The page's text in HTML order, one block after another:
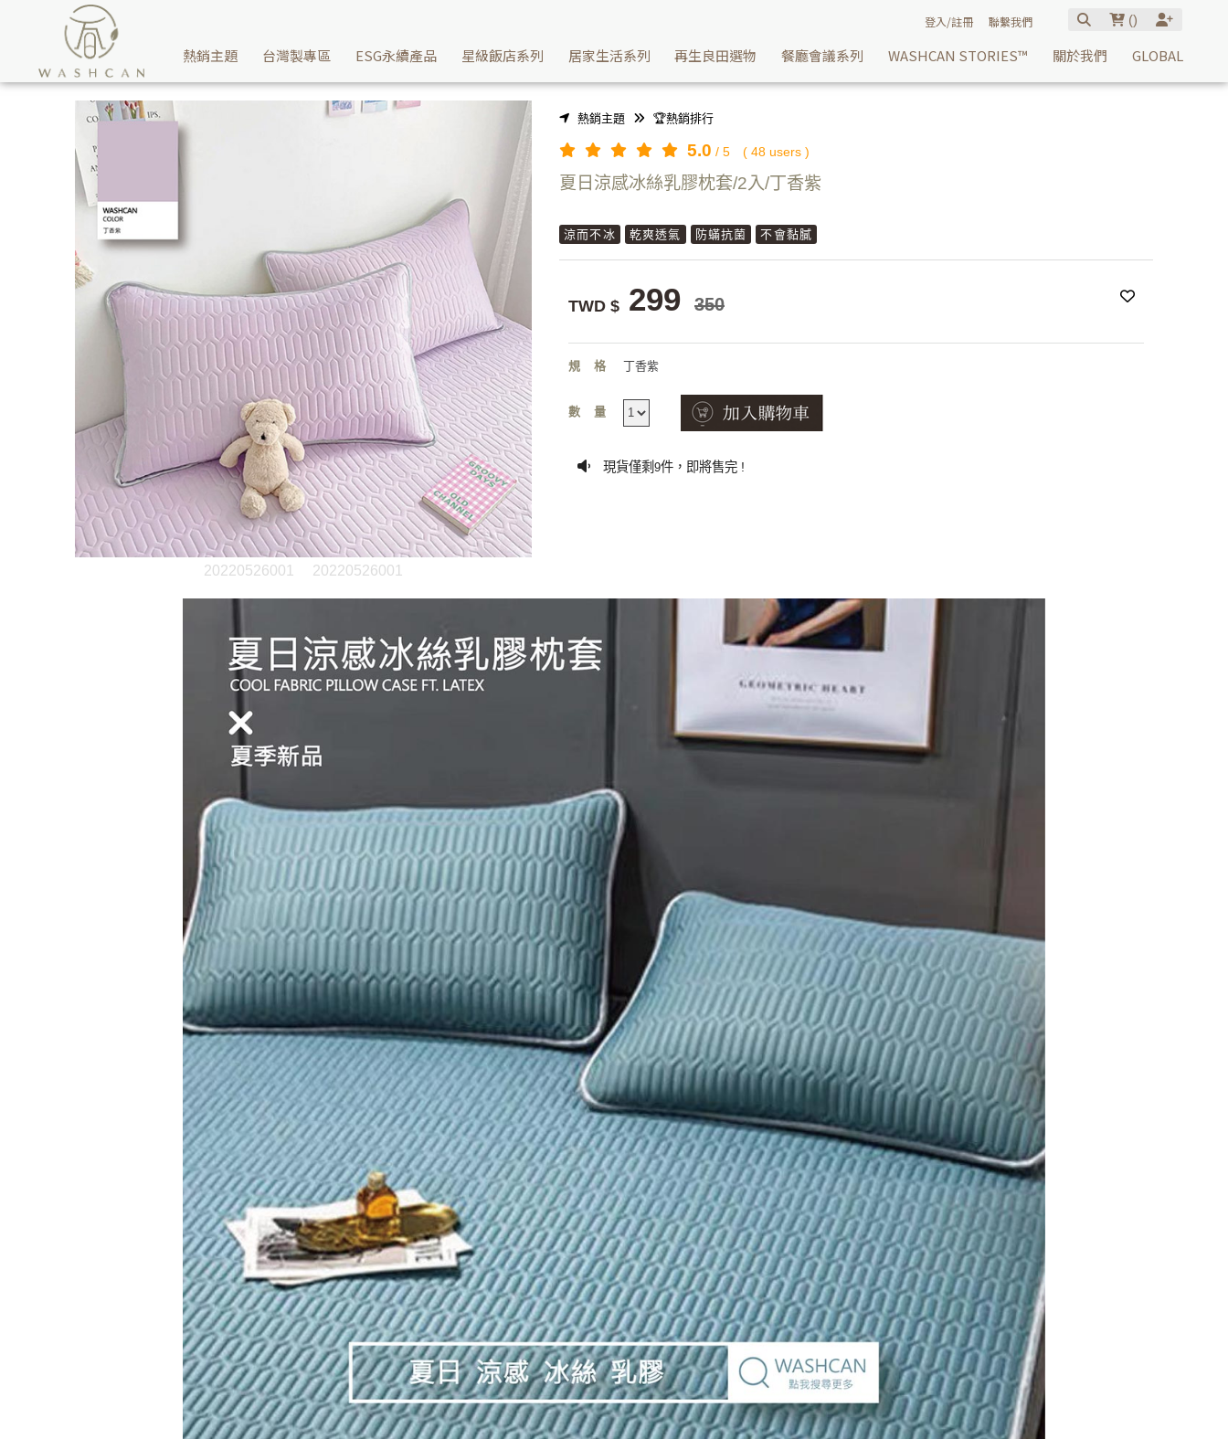
不必擔心夏天睡覺感覺熱，瓦士肯寢具專家私藏適合夏日9款嚴選清涼枕頭套 | Washcan瓦士肯
登入/註冊 聯繫我們 ()
熱銷主題 台灣製專區 ESG永續產品 星級飯店系列 居家生活系列 再生良田選物 餐廳會議系列 WASHCAN STORIES™ 關於我們 GLOBAL
20220526001 20220526001
熱銷主題 🏆熱銷排行
5.0 / 5 ( 48 users )
夏日涼感冰絲乳膠枕套/2入/丁香紫
涼而不冰 乾爽透氣 防蟎抗菌 不會黏膩
TWD $ 299 350
規格 丁香紫
數量
現貨僅剩 9件，即將售完 !